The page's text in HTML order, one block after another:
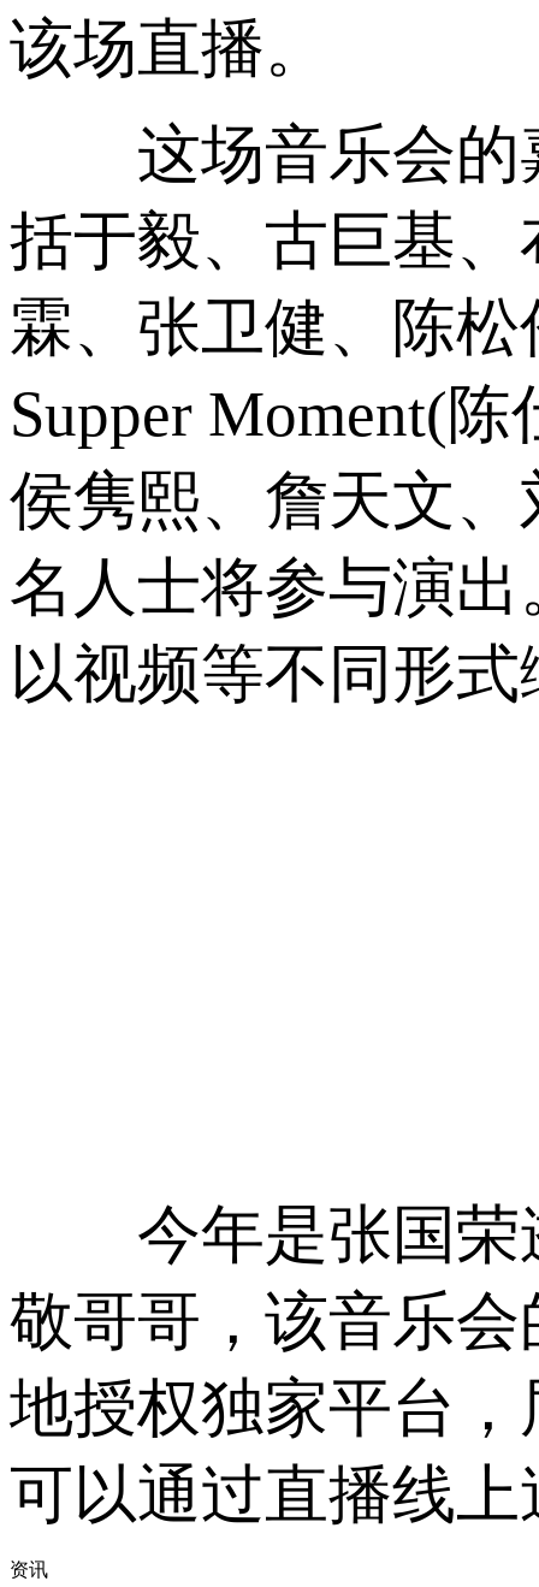
该场直播。
这场音乐会的
括于毅、古巨基
霖、张卫健、陈
Supper Moment(
侯隽熙、詹天文
名人士将参与演
以视频等不同形
今年是张国荣
敬哥哥，该音乐
地授权独家平台
可以通过直播线
资讯